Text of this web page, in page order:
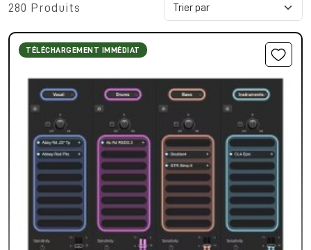
280 Produits
TÉLÉCHARGEMENT IMMÉDIAT